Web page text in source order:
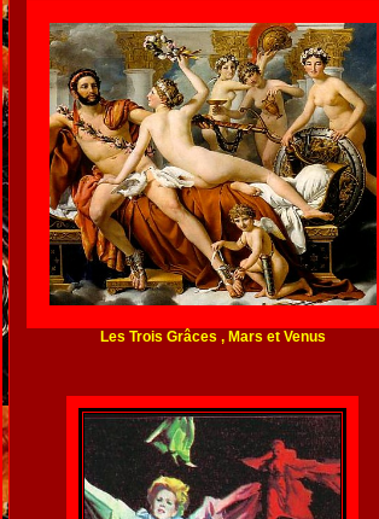
Les Trois Grâces , Mars et Venus